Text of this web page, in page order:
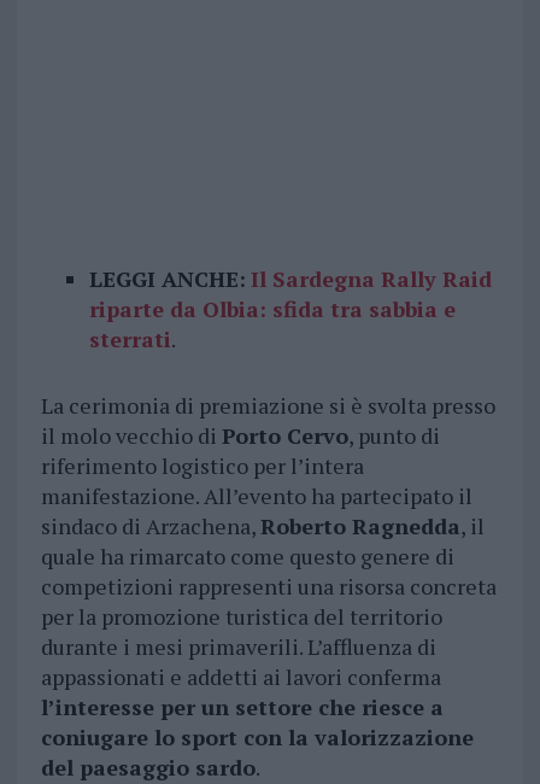
LEGGI ANCHE: Il Sardegna Rally Raid
riparte da Olbia: sfida tra sabbia e
sterrati.
La cerimonia di premiazione si è svolta presso
il molo vecchio di Porto Cervo, punto di
riferimento logistico per l’intera
manifestazione. All’evento ha partecipato il
sindaco di Arzachena,Roberto Ragnedda, il
quale ha rimarcato come questo genere di
competizioni rappresenti una risorsa concreta
per la promozione turistica del territorio
durante i mesi primaverili. L’affluenza di
appassionati e addetti ai lavori conferma
l’interesse per un settore che riesce a
coniugare lo sport con la valorizzazione
del paesaggio sardo.